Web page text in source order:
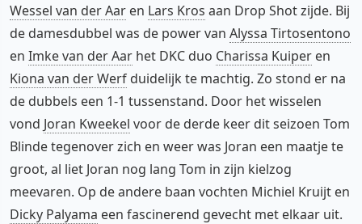
Wessel van der Aar en Lars Kros aan Drop Shot zijde. Bij
de damesdubbel was de power van Alyssa Tirtosentono
en Imke van der Aar het DKC duo Charissa Kuiper en
Kiona van der Werf duidelijk te machtig. Zo stond er na
de dubbels een 1-1 tussenstand. Door het wisselen
vond Joran Kweekel voor de derde keer dit seizoen Tom
Blinde tegenover zich en weer was Joran een maatje te
groot, al liet Joran nog lang Tom in zijn kielzog
meevaren. Op de andere baan vochten Michiel Kruijt en
Dicky Palyama een fascinerend gevecht met elkaar uit.